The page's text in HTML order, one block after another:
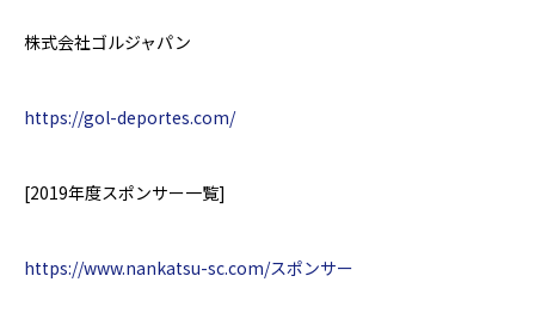
株式会社ゴルジャパン
https://gol-deportes.com/
[2019年度スポンサー一覧]
https://www.nankatsu-sc.com/スポンサー